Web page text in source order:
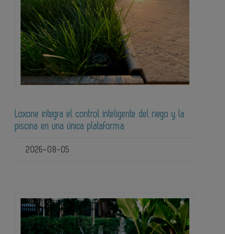
Loxone integra el control inteligente del riego y la
piscina en una única plataforma
2026-08-05